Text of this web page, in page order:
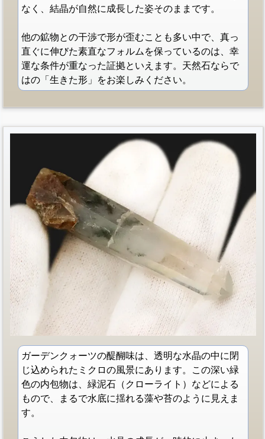
なく、結晶が自然に成長した姿そのままです。
他の鉱物との干渉で形が歪むことも多い中で、真っ
直ぐに伸びた素直なフォルムを保っているのは、幸
運な条件が重なった証拠といえます。天然石ならで
はの「生きた形」をお楽しみください。
ガーデンクォーツの醍醐味は、透明な水晶の中に閉
じ込められたミクロの風景にあります。この深い緑
色の内包物は、緑泥石（クローライト）などによる
もので、まるで水底に揺れる藻や苔のように見えま
す。